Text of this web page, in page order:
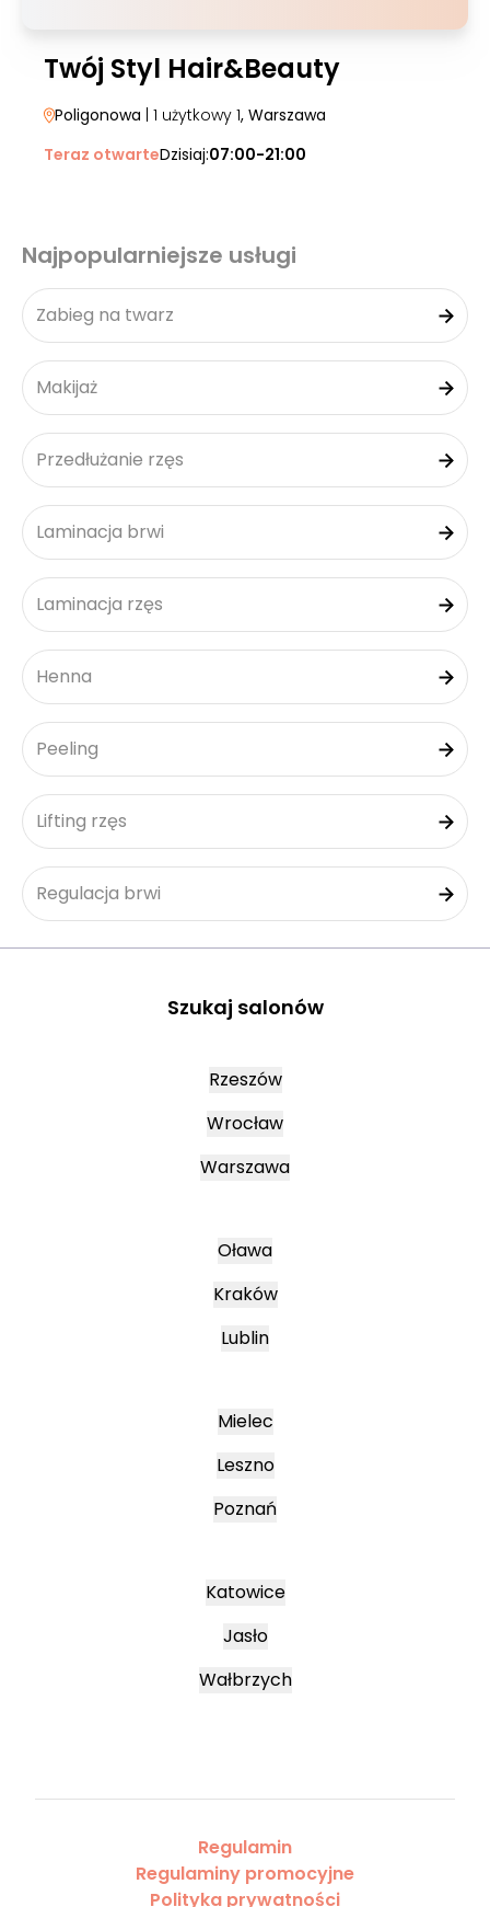
Twój Styl Hair&Beauty
Poligonowa | 1 użytkowy 1, Warszawa
Teraz otwarteDzisiaj:07:00-21:00
Najpopularniejsze usługi
Zabieg na twarz
Makijaż
Przedłużanie rzęs
Laminacja brwi
Laminacja rzęs
Henna
Peeling
Lifting rzęs
Regulacja brwi
Szukaj salonów
Rzeszów
Wrocław
Warszawa
Oława
Kraków
Lublin
Mielec
Leszno
Poznań
Katowice
Jasło
Wałbrzych
Regulamin
Regulaminy promocyjne
Polityka prywatności